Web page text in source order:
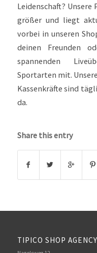
Leidenschaft?
größer und liegt
vorbei in unseren
deinen Freunden
spannenden
Sportarten mit.
Kassenkräfte sind
da.
Share this entry
TIPICO SHOP